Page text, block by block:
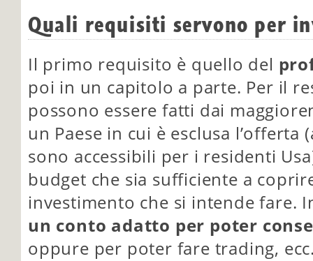
Quali requisiti servono per
Il primo requisito è quello del
poi in un capitolo a parte. Per il
possono essere fatti dai
un Paese in cui è esclusa
sono accessibili per i residenti
budget che sia sufficiente a
investimento che si intende fare.
un conto adatto per poter
oppure per poter fare trading,